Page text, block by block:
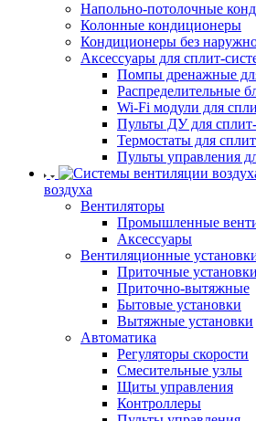
Напольно-потолочные
Колонные кондиционеры
Кондиционеры без
Аксессуары для сплит-
Помпы дренажные
Распределительные
Wi-Fi модули для
Пульты ДУ для
Термостаты для
Пульты управления
воздуха
Вентиляторы
Промышленные
Аксессуары
Вентиляционные
Приточные установки
Приточно-вытяжные
Бытовые установки
Вытяжные установки
Автоматика
Регуляторы скорости
Смесительные узлы
Щиты управления
Контроллеры